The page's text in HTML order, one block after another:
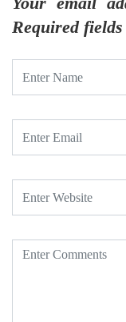
Required